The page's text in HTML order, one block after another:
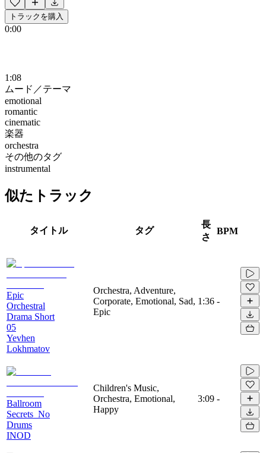
トラックを購入
0:00
1:08
ムード／テーマ
emotional
romantic
cinematic
楽器
orchestra
その他のタグ
instrumental
似たトラック
タイトル タグ
長
さ
BPM
Epic
Orchestral
Drama Short
05
Yevhen
Lokhmatov
Orchestra, Adventure,
Corporate, Emotional, Sad,
Epic
1:36 -
Ballroom
Secrets_No
Drums
INOD
Children's Music,
Orchestra, Emotional,
Happy
3:09 -